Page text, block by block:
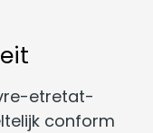
etretat-
conform